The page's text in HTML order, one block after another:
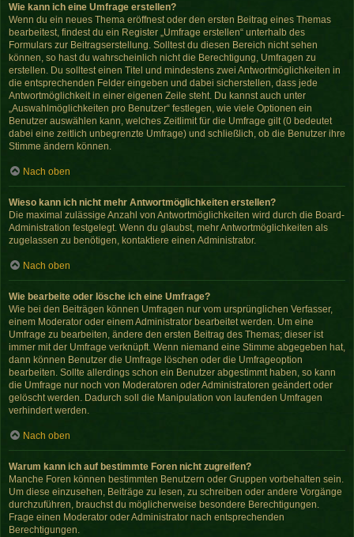
Wie kann ich eine Umfrage erstellen?
Wenn du ein neues Thema eröffnest oder den ersten Beitrag eines Themas
bearbeitest, findest du ein Register „Umfrage erstellen“ unterhalb des
Formulars zur Beitragserstellung. Solltest du diesen Bereich nicht sehen
können, so hast du wahrscheinlich nicht die Berechtigung, Umfragen zu
erstellen. Du solltest einen Titel und mindestens zwei Antwortmöglichkeiten in
die entsprechenden Felder eingeben und dabei sicherstellen, dass jede
Antwortmöglichkeit in einer eigenen Zeile steht. Du kannst auch unter
„Auswahlmöglichkeiten pro Benutzer“ festlegen, wie viele Optionen ein
Benutzer auswählen kann, welches Zeitlimit für die Umfrage gilt (0 bedeutet
dabei eine zeitlich unbegrenzte Umfrage) und schließlich, ob die Benutzer ihre
Stimme ändern können.
Nach oben
Wieso kann ich nicht mehr Antwortmöglichkeiten erstellen?
Die maximal zulässige Anzahl von Antwortmöglichkeiten wird durch die Board-
Administration festgelegt. Wenn du glaubst, mehr Antwortmöglichkeiten als
zugelassen zu benötigen, kontaktiere einen Administrator.
Nach oben
Wie bearbeite oder lösche ich eine Umfrage?
Wie bei den Beiträgen können Umfragen nur vom ursprünglichen Verfasser,
einem Moderator oder einem Administrator bearbeitet werden. Um eine
Umfrage zu bearbeiten, ändere den ersten Beitrag des Themas; dieser ist
immer mit der Umfrage verknüpft. Wenn niemand eine Stimme abgegeben hat,
dann können Benutzer die Umfrage löschen oder die Umfrageoption
bearbeiten. Sollte allerdings schon ein Benutzer abgestimmt haben, so kann
die Umfrage nur noch von Moderatoren oder Administratoren geändert oder
gelöscht werden. Dadurch soll die Manipulation von laufenden Umfragen
verhindert werden.
Nach oben
Warum kann ich auf bestimmte Foren nicht zugreifen?
Manche Foren können bestimmten Benutzern oder Gruppen vorbehalten sein.
Um diese einzusehen, Beiträge zu lesen, zu schreiben oder andere Vorgänge
durchzuführen, brauchst du möglicherweise besondere Berechtigungen.
Frage einen Moderator oder Administrator nach entsprechenden
Berechtigungen.